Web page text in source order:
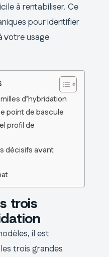
à rentabiliser. Ce
pour identifier
votre usage
d’hybridation
point de bascule
profil de
décisifs avant
trois
il est
trois grandes